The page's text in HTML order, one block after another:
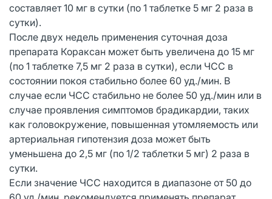
составляет 10 мг в сутки (по 1 таблетке 5 мг 2 раза в
сутки).
После двух недель применения суточная доза
препарата Кораксан может быть увеличена до 15 мг
(по 1 таблетке 7,5 мг 2 раза в сутки), если ЧСС в
состоянии покоя стабильно более 60 уд./мин. В
случае если ЧСС стабильно не более 50 уд./мин или в
случае проявления симптомов брадикардии, таких
как головокружение, повышенная утомляемость или
артериальная гипотензия доза может быть
уменьшена до 2,5 мг (по 1/2 таблетки 5 мг) 2 раза в
сутки.
Если значение ЧСС находится в диапазоне от 50 до